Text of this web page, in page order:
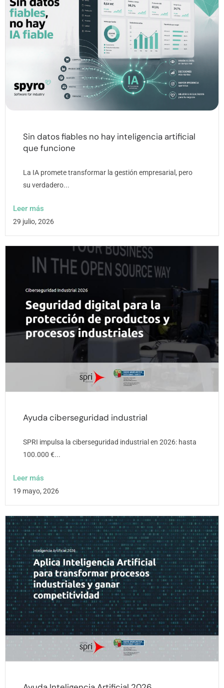
Sin datos fiables no hay inteligencia artificial
que funcione
La IA promete transformar la gestión empresarial, pero
su verdadero...
Leer más
29 julio, 2026
Ayuda ciberseguridad industrial
SPRI impulsa la ciberseguridad industrial en 2026: hasta
100.000 €...
Leer más
19 mayo, 2026